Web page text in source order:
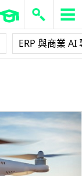
ERP 與商業 AI